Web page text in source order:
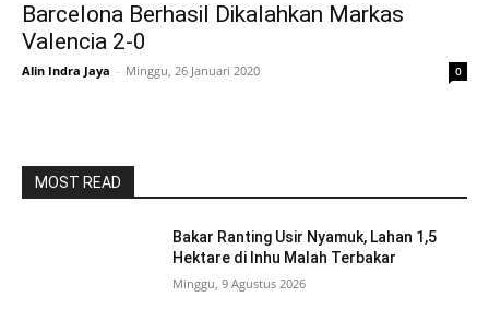
Barcelona Berhasil Dikalahkan Markas
Valencia 2-0
Alin Indra Jaya - Minggu, 26 Januari 2020 0
MOST READ
Bakar Ranting Usir Nyamuk, Lahan 1,5
Hektare di Inhu Malah Terbakar
Minggu, 9 Agustus 2026